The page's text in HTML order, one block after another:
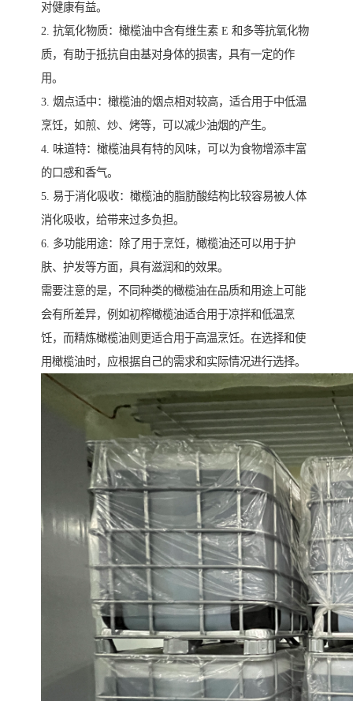
对健康有益。
2. 抗氧化物质：橄榄油中含有维生素 E 和多等抗氧化物
质，有助于抵抗自由基对身体的损害，具有一定的作
用。
3. 烟点适中：橄榄油的烟点相对较高，适合用于中低温
烹饪，如煎、炒、烤等，可以减少油烟的产生。
4. 味道特：橄榄油具有特的风味，可以为食物增添丰富
的口感和香气。
5. 易于消化吸收：橄榄油的脂肪酸结构比较容易被人体
消化吸收，给带来过多负担。
6. 多功能用途：除了用于烹饪，橄榄油还可以用于护
肤、护发等方面，具有滋润和的效果。
需要注意的是，不同种类的橄榄油在品质和用途上可能
会有所差异，例如初榨橄榄油适合用于凉拌和低温烹
饪，而精炼橄榄油则更适合用于高温烹饪。在选择和使
用橄榄油时，应根据自己的需求和实际情况进行选择。